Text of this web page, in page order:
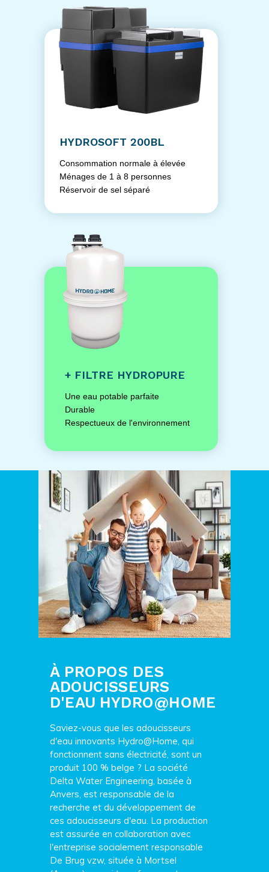
Saviez-vous que les adoucisseurs
d'eau innovants Hydro@Home, qui
fonctionnent sans électricité, sont un
produit 100 % belge ? La société
Delta Water Engineering, basée à
Anvers, est responsable de la
recherche et du développement de
ces adoucisseurs d'eau. La production
est assurée en collaboration avec
l'entreprise socialement responsable
De Brug vzw, située à Mortsel
À PROPOS DES
ADOUCISSEURS
D'EAU HYDRO@HOME
Une eau potable parfaite
Durable
Respectueux de l'environnement
+ FILTRE HYDROPURE
Consommation normale à élevée
Ménages de 1 à 8 personnes
Réservoir de sel séparé
HYDROSOFT 200BL